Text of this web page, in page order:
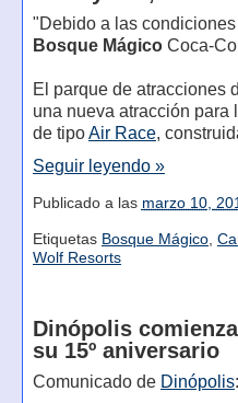
"Debido a las
Bosque MágicoCoca-
El parque de atracciones
una nueva atracción para
de tipoAir Race,
Seguir leyendo »
Publicado a las marzo 10,
Etiquetas Bosque Mágico,
Wolf Resorts
Dinópolis
su 15º aniversario
Comunicado de Dinópolis: